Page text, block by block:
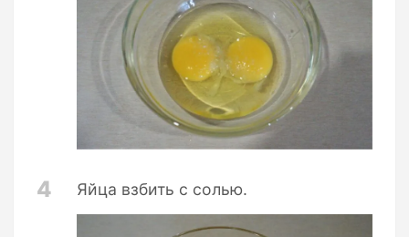
4 Яйца взбить с солью.